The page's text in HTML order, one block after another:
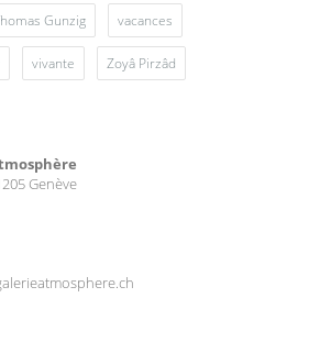
Gunzig vacances
vivante Zoyâ Pirzâd
Genève